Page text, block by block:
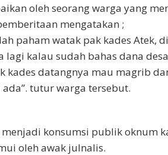
oleh seorang warga yang
mengatakan ;
paham watak pak kades Atek,
lagi kalau sudah bahas dana
kades datangnya mau magrib
tutur warga tersebut.
konsumsi publik oknum
oleh awak julnalis.